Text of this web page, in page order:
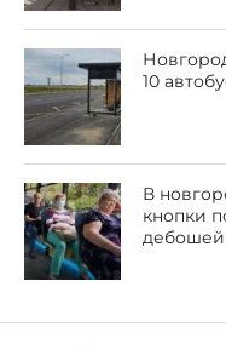
10
В
кнопки
дебошей